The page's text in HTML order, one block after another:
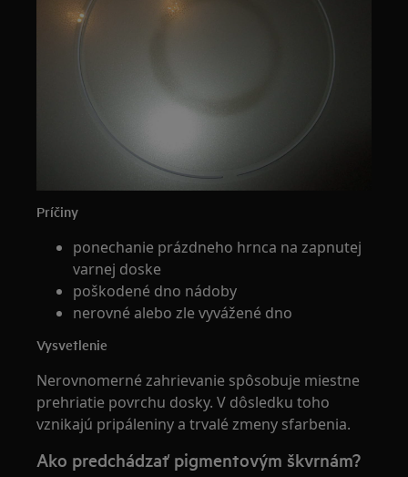
Príčiny
ponechanie prázdneho hrnca na zapnutej
varnej doske
poškodené dno nádoby
nerovné alebo zle vyvážené dno
Vysvetlenie
Nerovnomerné zahrievanie spôsobuje miestne
prehriatie povrchu dosky. V dôsledku toho
vznikajú pripáleniny a trvalé zmeny sfarbenia.
Ako predchádzať pigmentovým škvrnám?